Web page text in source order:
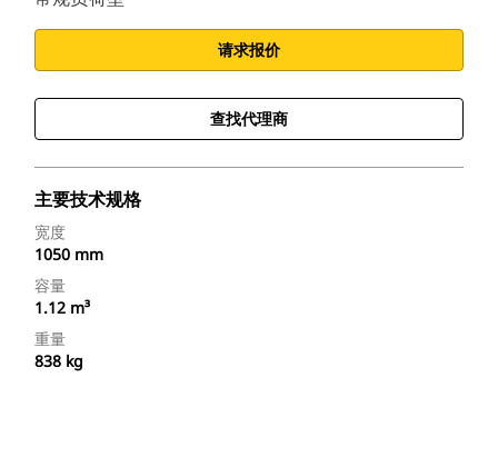
请求报价
查找代理商
主要技术规格
宽度
1050 mm
容量
1.12 m³
重量
838 kg